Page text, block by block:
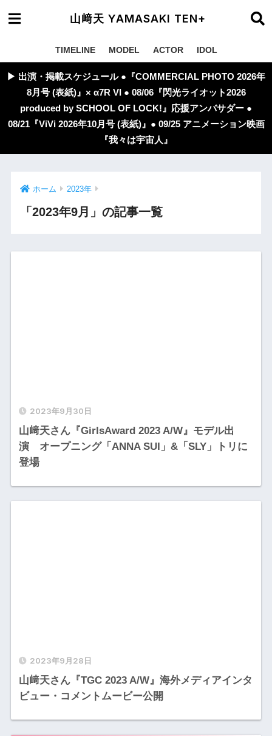
山﨑天 YAMASAKI TEN+
TIMELINE MODEL ACTOR IDOL
▶︎ 出演・掲載スケジュール ●『COMMERCIAL PHOTO 2026年
8月号 (表紙)』× α7R VI ● 08/06『閃光ライオット2026
produced by SCHOOL OF LOCK!』応援アンバサダー ●
08/21『ViVi 2026年10月号 (表紙)』● 09/25 アニメーション映画
『我々は宇宙人』
ホーム 2023年
「2023年9月」の記事一覧
2023年9月30日
山﨑天さん『GirlsAward 2023 A/W』モデル出
演 オープニング「ANNA SUI」&「SLY」トリに
登場
2023年9月28日
山﨑天さん『TGC 2023 A/W』海外メディアインタ
ビュー・コメントムービー公開